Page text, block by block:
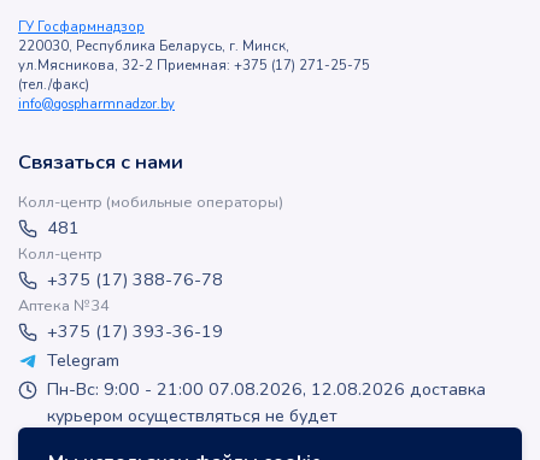
ГУ Госфармнадзор
220030, Республика Беларусь, г. Минск,
ул.Мясникова, 32-2 Приемная: +375 (17) 271-25-75
(тел./факс)
info@gospharmnadzor.by
Связаться с нами
Колл-центр (мобильные операторы)
481
Колл-центр
+375 (17) 388-76-78
Аптека №34
+375 (17) 393-36-19
Telegram
Пн-Вс: 9:00 - 21:00 07.08.2026, 12.08.2026 доставка
курьером осуществляться не будет